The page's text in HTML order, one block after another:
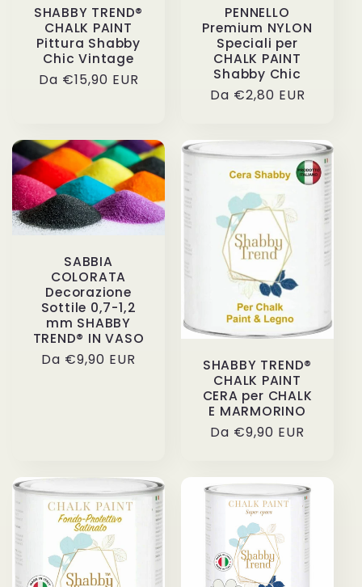
SHABBY TREND®
CHALK PAINT
Pittura Shabby
Chic Vintage
Prezzo
Da €15,90 EUR
PENNELLO
Premium NYLON
Speciali per
CHALK PAINT
Shabby Chic
Prezzo
Da €2,80 EUR
SABBIA
COLORATA
Decorazione
Sottile 0,7-1,2
mm SHABBY
TREND® IN VASO
Prezzo
Da €9,90 EUR
SHABBY TREND®
CHALK PAINT
CERA per CHALK
E MARMORINO
Prezzo
Da €9,90 EUR